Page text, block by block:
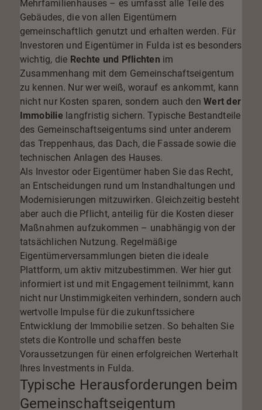
Mehrfamilienhauses – es umfasst alle Teile des
Gebäudes, die von allen Eigentümern
gemeinschaftlich genutzt und erhalten werden. Für
Investoren und Eigentümer in Fulda ist es besonders
wichtig, die Rechte und Pflichten im
Zusammenhang mit dem Gemeinschaftseigentum
zu kennen. Nur wer weiß, worauf es ankommt, kann
nicht nur Kosten sparen, sondern auch denWert der
Immobilie langfristig sichern. Typische Bestandteile
des Gemeinschaftseigentums sind unter anderem
das Treppenhaus, das Dach, die Fassade sowie die
technischen Anlagen des Hauses.
Als Investor oder Eigentümer haben Sie das Recht,
an Entscheidungen rund um Instandhaltungen und
Modernisierungen mitzuwirken. Gleichzeitig besteht
aber auch die Pflicht, anteilig für die Kosten dieser
Maßnahmen aufzukommen – unabhängig von der
tatsächlichen Nutzung. Regelmäßige
Eigentümerversammlungen bieten die ideale
Plattform, um aktiv mitzubestimmen. Wer hier gut
informiert ist und mit Engagement teilnimmt, kann
nicht nur Unstimmigkeiten verhindern, sondern auch
wertvolle Impulse für diezukunftssichere
Entwicklung der Immobilie setzen. So behalten Sie
stets die Kontrolle und schaffen beste
Voraussetzungen für einen erfolgreichen Werterhalt
Ihres Investments in Fulda.
Typische Herausforderungen beim
Gemeinschaftseigentum